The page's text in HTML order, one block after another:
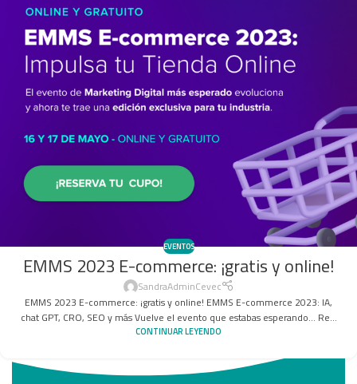
EVENTOS
EMMS 2023 E-commerce: ¡gratis y online!
SandraAdminCevec
EMMS 2023 E-commerce: ¡gratis y online! EMMS E-commerce 2023: IA,
chat GPT, CRO, SEO y más Vuelve el evento que estabas esperando... Re...
CONTINUAR LEYENDO